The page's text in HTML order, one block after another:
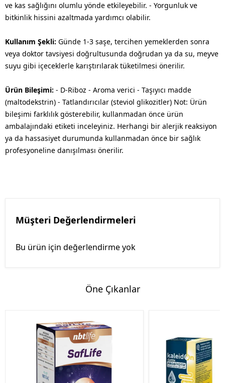
ve kas sağlığını olumlu yönde etkileyebilir. - Yorgunluk ve
bitkinlik hissini azaltmada yardımcı olabilir.
Kullanım Şekli: Günde 1-3 saşe, tercihen yemeklerden sonra
veya doktor tavsiyesi doğrultusunda doğrudan ya da su, meyve
suyu gibi içeceklerle karıştırılarak tüketilmesi önerilir.
Ürün Bileşimi: - D-Riboz - Aroma verici - Taşıyıcı madde
(maltodekstrin) - Tatlandırıcılar (steviol glikozitler) Not: Ürün
bileşimi farklılık gösterebilir, kullanmadan önce ürün
ambalajındaki etiketi inceleyiniz. Herhangi bir alerjik reaksiyon
ya da hassasiyet durumunda kullanmadan önce bir sağlık
profesyoneline danışılması önerilir.
Müşteri Değerlendirmeleri
Bu ürün için değerlendirme yok
Öne Çıkanlar